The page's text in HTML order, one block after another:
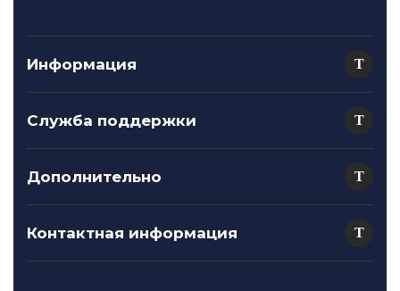
Информация
Служба поддержки
Дополнительно
Контактная информация